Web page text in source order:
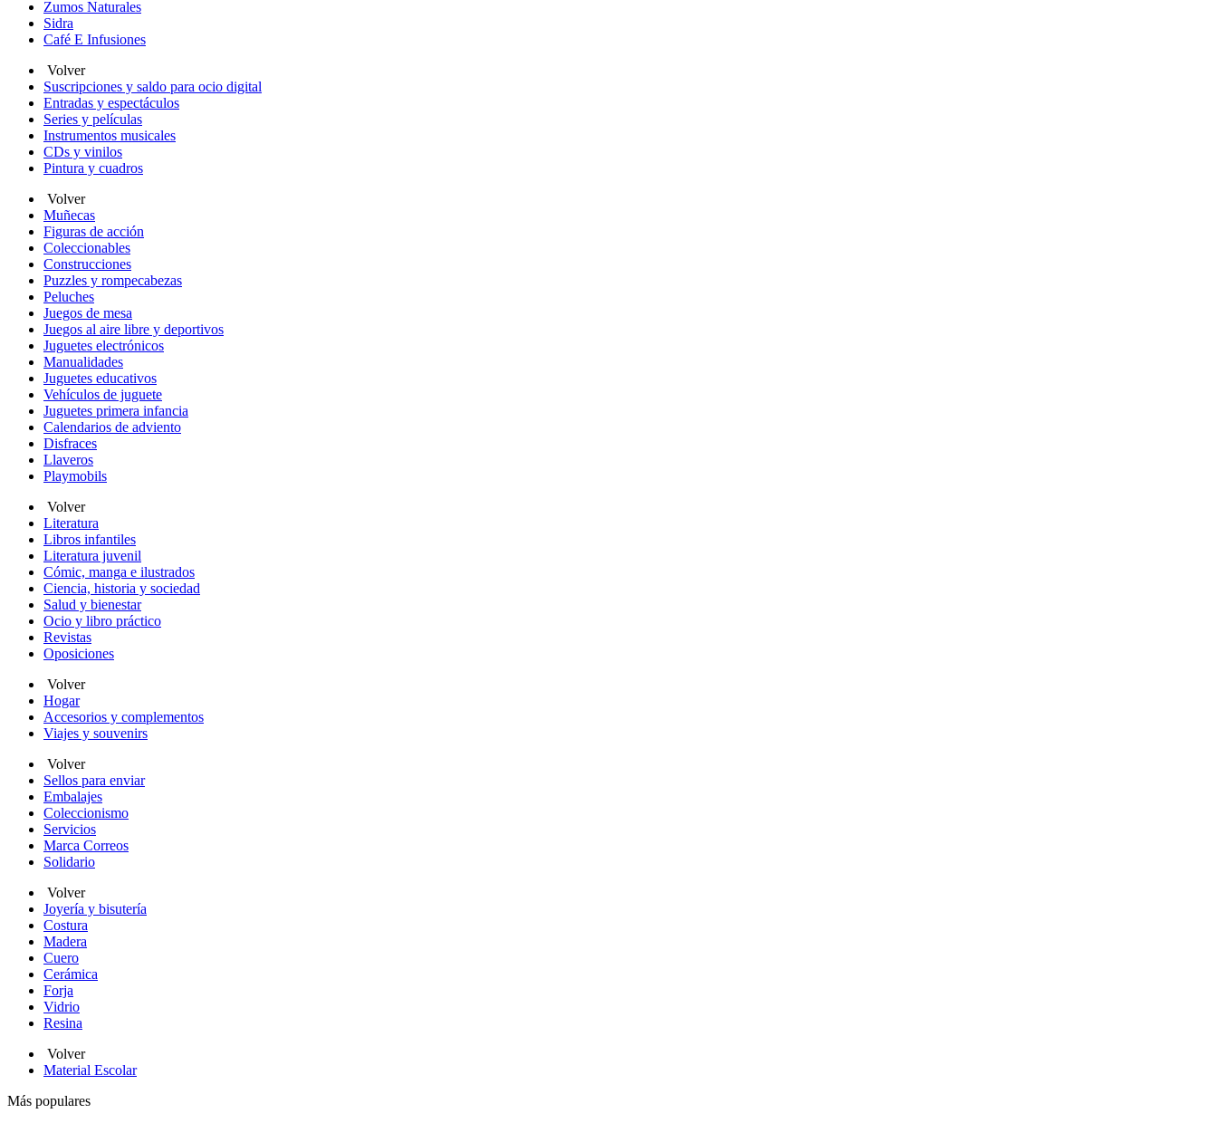
Zumos Naturales
Sidra
Café E Infusiones
Volver
Suscripciones y saldo para ocio digital
Entradas y espectáculos
Series y películas
Instrumentos musicales
CDs y vinilos
Pintura y cuadros
Volver
Muñecas
Figuras de acción
Coleccionables
Construcciones
Puzzles y rompecabezas
Peluches
Juegos de mesa
Juegos al aire libre y deportivos
Juguetes electrónicos
Manualidades
Juguetes educativos
Vehículos de juguete
Juguetes primera infancia
Calendarios de adviento
Disfraces
Llaveros
Playmobils
Volver
Literatura
Libros infantiles
Literatura juvenil
Cómic, manga e ilustrados
Ciencia, historia y sociedad
Salud y bienestar
Ocio y libro práctico
Revistas
Oposiciones
Volver
Hogar
Accesorios y complementos
Viajes y souvenirs
Volver
Sellos para enviar
Embalajes
Coleccionismo
Servicios
Marca Correos
Solidario
Volver
Joyería y bisutería
Costura
Madera
Cuero
Cerámica
Forja
Vidrio
Resina
Volver
Material Escolar
Más populares